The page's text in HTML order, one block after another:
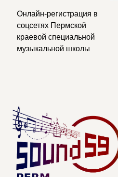
Онлайн-регистрация в
соцсетях Пермской
краевой специальной
музыкальной школы